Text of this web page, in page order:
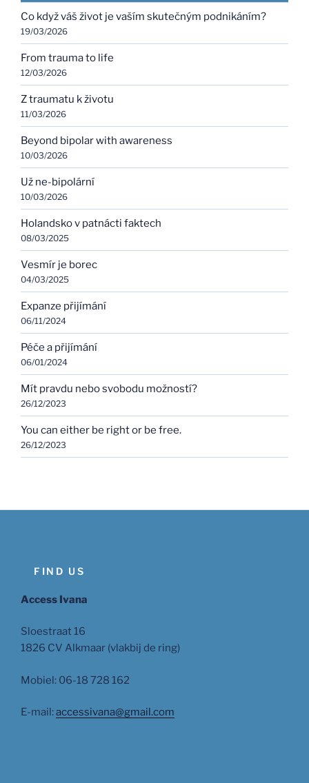
Co když váš život je vaším skutečným podnikáním?
19/03/2026
From trauma to life
12/03/2026
Z traumatu k životu
11/03/2026
Beyond bipolar with awareness
10/03/2026
Už ne-bipolární
10/03/2026
Holandsko v patnácti faktech
08/03/2025
Vesmír je borec
04/03/2025
Expanze přijímání
06/11/2024
Péče a přijímání
06/01/2024
Mít pravdu nebo svobodu možností?
26/12/2023
You can either be right or be free.
26/12/2023
FIND US
Access Ivana
Sloestraat 16
1826 CV Alkmaar (vlakbij de ring)
Mobiel: 06-18 728 162
E-mail:accessivana@gmail.com